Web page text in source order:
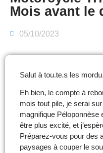
Mois avant le
05/10/2023
Salut à tou.te.s les
Eh bien, le compte à
mois tout pile, je serai
magnifique Péloponnèse
être plus excité, et
Préparez-vous pour des
paysages à couper le